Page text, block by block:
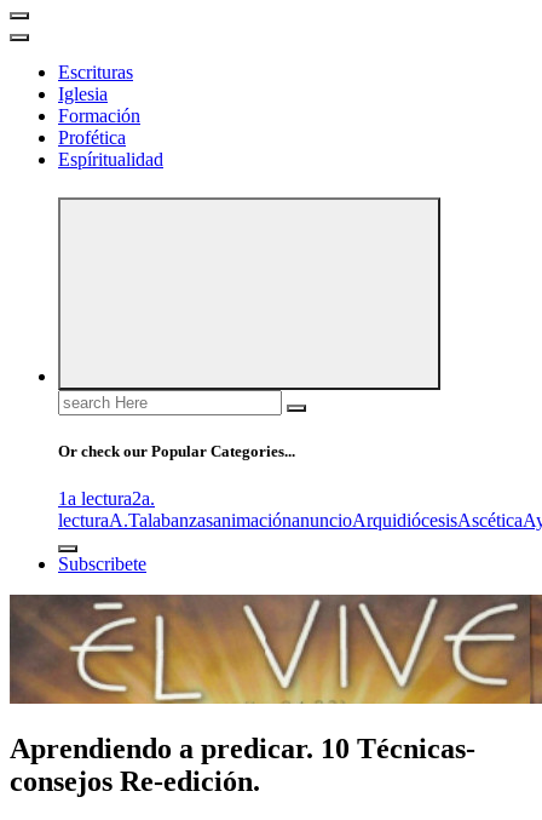
Escrituras
Iglesia
Formación
Profética
Espíritualidad
Search
for:
Or check our Popular Categories...
1a lectura2a.
lecturaA.TalabanzasanimaciónanuncioArquidiócesisAscética
Subscribete
Aprendiendo a predicar. 10 Técnicas-
consejos Re-edición.